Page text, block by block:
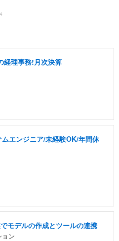
経理事務!月次決算
ムエンジニア/未経験OK/年間休
モデルの作成とツールの連携
ン